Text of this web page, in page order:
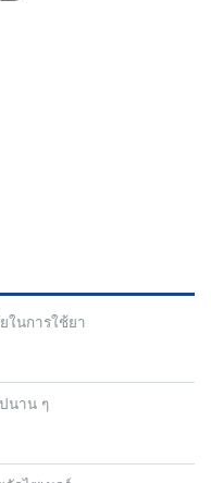
ในการใช้ยา
นาน ๆ